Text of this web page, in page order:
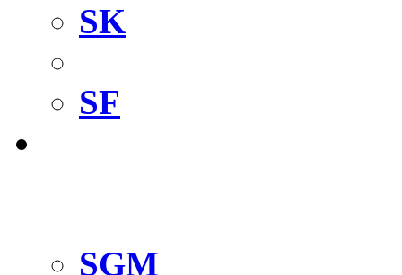
SK
SF
SGM